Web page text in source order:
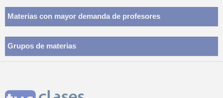
Materias con mayor demanda de profesores
Grupos de materias